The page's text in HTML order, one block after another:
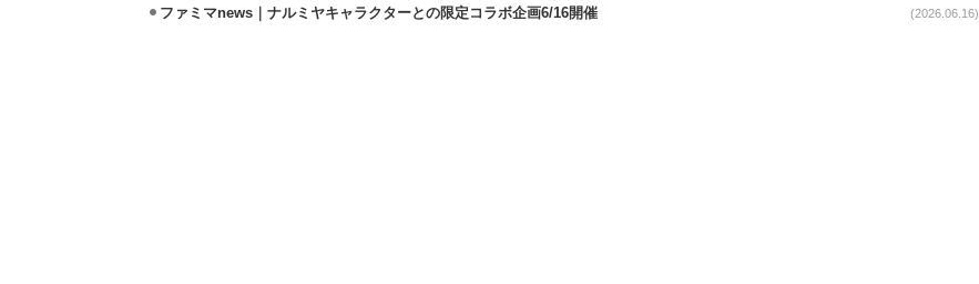
ファミマnews｜ナルミヤキャラクターとの限定コラボ企画6/16開催 (2026.06.16)